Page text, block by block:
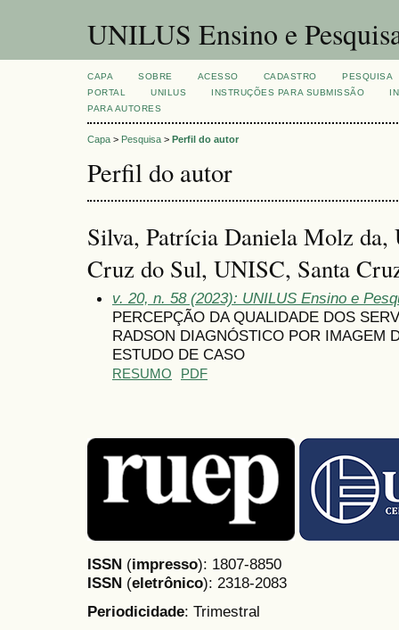
UNILUS Ensino e
CAPA SOBRE ACESSO CADASTRO
PESQUISA
PORTAL
UNILUS INSTRUÇÕES PARA SUBMISSÃO
PARA AUTORES
Capa > Pesquisa > Perfil do autor
Perfil do autor
Silva, Patrícia Daniela Molz da,
Cruz do Sul, UNISC, Santa
v. 20, n. 58 (2023): UNILUS Ensino e
PERCEPÇÃO DA QUALIDADE DOS
RADSON DIAGNÓSTICO POR IMAGEM
ESTUDO DE CASO
RESUMO PDF
ISSN (impresso): 1807-8850
ISSN (eletrônico): 2318-2083
Periodicidade: Trimestral